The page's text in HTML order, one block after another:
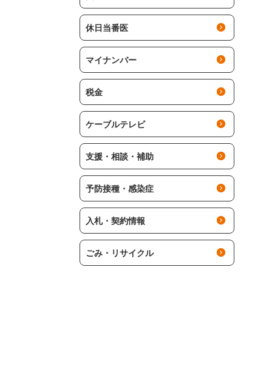
休日当番医
マイナンバー
税金
ケーブルテレビ
支援・相談・補助
予防接種・感染症
入札・契約情報
ごみ・リサイクル